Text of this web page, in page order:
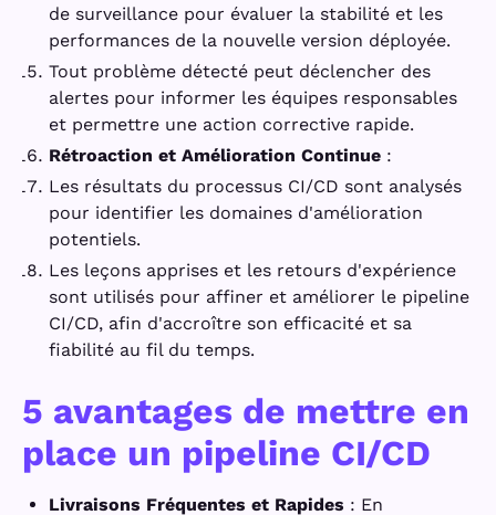
de surveillance pour évaluer la stabilité et les
performances de la nouvelle version déployée.
Tout problème détecté peut déclencher des
alertes pour informer les équipes responsables
et permettre une action corrective rapide.
Rétroaction et Amélioration Continue :
Les résultats du processus CI/CD sont analysés
pour identifier les domaines d'amélioration
potentiels.
Les leçons apprises et les retours d'expérience
sont utilisés pour affiner et améliorer le pipeline
CI/CD, afin d'accroître son efficacité et sa
fiabilité au fil du temps.
5 avantages de mettre en
place un pipeline CI/CD
Livraisons Fréquentes et Rapides : En